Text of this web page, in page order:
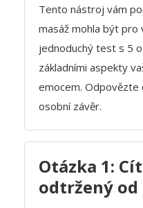
Tento nástroj vám
masáž mohla být pro
jednoduchý test s 5
základními aspekty
emocem. Odpovězte
osobní závěr.
Otázka 1:
odtržený od